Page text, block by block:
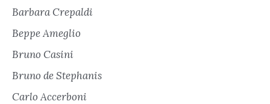
Barbara Crepaldi
Beppe Ameglio
Bruno Casini
Bruno de Stephanis
Carlo Accerboni